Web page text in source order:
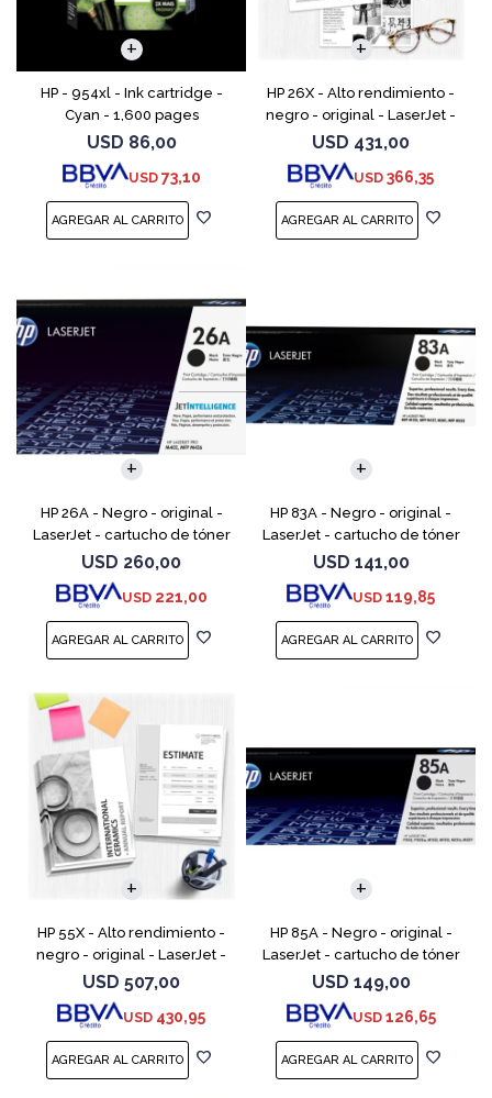
HP - 954xl - Ink cartridge -
Cyan - 1,600 pages
USD 86,00
USD 73,10
HP 26X - Alto rendimiento -
negro - original - LaserJet -
cartucho de tóner (CF226X) -
para LaserJet Pro M402, MFP
M426
USD 431,00
USD 366,35
HP 26A - Negro - original -
LaserJet - cartucho de tóner
(CF226A) - para LaserJet Pro
M402, MFP M426
USD 260,00
USD 221,00
HP 83A - Negro - original -
LaserJet - cartucho de tóner
(CF283A) - para LaserJet Pro
M201, M202, MFP M125, MFP
M127, MFP M225
USD 141,00
USD 119,85
HP 55X - Alto rendimiento -
negro - original - LaserJet -
cartucho de tóner (CE255X) -
para LaserJet Enterprise MFP
M525; LaserJ
USD 507,00
USD 430,95
HP 85A - Negro - original -
LaserJet - cartucho de tóner
(CE285A) - para LaserJet Pro
M1132 MFP, M1212nf MFP,
M1217nfw MFP, P110
USD 149,00
USD 126,65